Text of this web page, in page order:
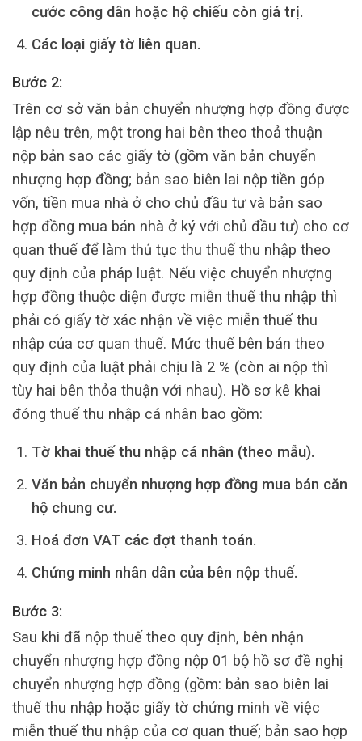
cước công dân hoặc hộ chiếu còn giá trị.
Các loại giấy tờ liên quan.
Bước 2:
Trên cơ sở văn bản chuyển nhượng hợp đồng được
lập nêu trên, một trong hai bên theo thoả thuận
nộp bản sao các giấy tờ (gồm văn bản chuyển
nhượng hợp đồng; bản sao biên lai nộp tiền góp
vốn, tiền mua nhà ở cho chủ đầu tư và bản sao
hợp đồng mua bán nhà ở ký với chủ đầu tư) cho cơ
quan thuế để làm thủ tục thu thuế thu nhập theo
quy định của pháp luật. Nếu việc chuyển nhượng
hợp đồng thuộc diện được miễn thuế thu nhập thì
phải có giấy tờ xác nhận về việc miễn thuế thu
nhập của cơ quan thuế. Mức thuế bên bán theo
quy định của luật phải chịu là 2 % (còn ai nộp thì
tùy hai bên thỏa thuận với nhau). Hồ sơ kê khai
đóng thuế thu nhập cá nhân bao gồm:
Tờ khai thuế thu nhập cá nhân (theo mẫu).
Văn bản chuyển nhượng hợp đồng mua bán căn
hộ chung cư.
Hoá đơn VAT các đợt thanh toán.
Chứng minh nhân dân của bên nộp thuế.
Bước 3:
Sau khi đã nộp thuế theo quy định, bên nhận
chuyển nhượng hợp đồng nộp 01 bộ hồ sơ đề nghị
chuyển nhượng hợp đồng (gồm: bản sao biên lai
thuế thu nhập hoặc giấy tờ chứng minh về việc
miễn thuế thu nhập của cơ quan thuế; bản sao hợp